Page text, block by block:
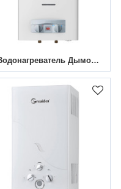
Водонагреватель Дымоходного Газа JSD-D7